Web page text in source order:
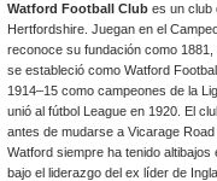
Watford Football Clubes un club
Hertfordshire. Juegan en el
reconoce su fundación como
se estableció como Watford
1914–15 como campeones de la
unió al fútbol League en 1920. El
antes de mudarse a Vicarage Road
Watford siempre ha tenido
bajo el liderazgo del ex líder de